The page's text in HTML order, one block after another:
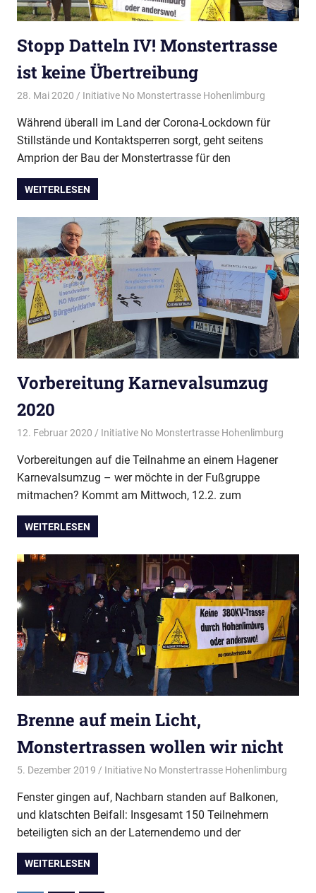
Stopp Datteln IV! Monstertrasse
ist keine Übertreibung
28. Mai 2020 Initiative No Monstertrasse Hohenlimburg
Während überall im Land der Corona-Lockdown für
Stillstände und Kontaktsperren sorgt, geht seitens
Amprion der Bau der Monstertrasse für den
WEITERLESEN
Vorbereitung Karnevalsumzug
2020
12. Februar 2020 Initiative No Monstertrasse Hohenlimburg
Vorbereitungen auf die Teilnahme an einem Hagener
Karnevalsumzug – wer möchte in der Fußgruppe
mitmachen? Kommt am Mittwoch, 12.2. zum
WEITERLESEN
Brenne auf mein Licht,
Monstertrassen wollen wir nicht
5. Dezember 2019 Initiative No Monstertrasse Hohenlimburg
Fenster gingen auf, Nachbarn standen auf Balkonen,
und klatschten Beifall: Insgesamt 150 Teilnehmern
beteiligten sich an der Laternendemo und der
WEITERLESEN